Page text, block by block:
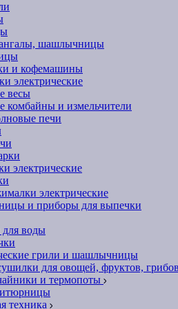
шашлычницы
и кофемашины
электрические
весы
комбайны и измельчители
печи
электрические
электрические
и приборы для выпечки
воды
грили и шашлычницы
для овощей, фруктов,
и термопоты
техника